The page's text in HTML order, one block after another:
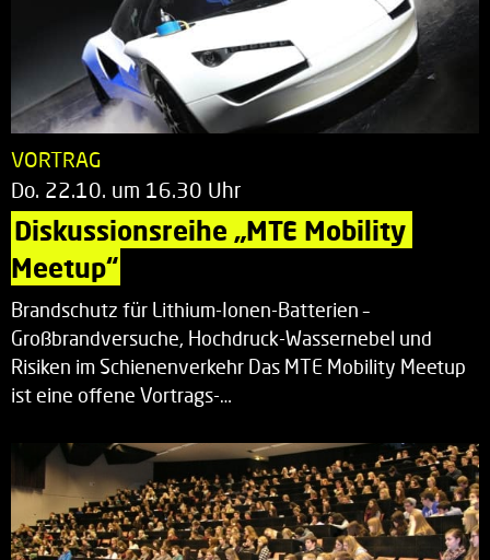
VORTRAG
Do. 22.10. um 16.30 Uhr
Diskussionsreihe „MTE Mobility
Meetup“
Brandschutz für Lithium-Ionen-Batterien –
Großbrandversuche, Hochdruck-Wassernebel und
Risiken im Schienenverkehr Das MTE Mobility Meetup
ist eine offene Vortrags-…